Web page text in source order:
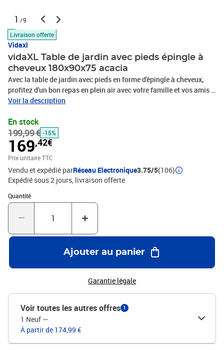
1 /9
Livraison offerte
Vidaxl
vidaXL Table de jardin avec pieds épingle à
cheveux 180x90x75 acacia
Avec la table de jardin avec pieds en forme d'épingle à cheveux,
profitez d'un bon repas en plein air avec votre famille et vos amis !
Bois d'acacia massif : le bois d'acacia massif est un matériau
dense, robuste et durable.Pieds en métal : les pieds en métal
thermolaqué de la table d'extérieur assurent robustesse et
stabilité. Ils donnent également à la table de patio un aspect
industriel.Dessus stable : le dessus stable du salon de jardin est
idéal pour vos plats, boissons et collations. Remarque :Pour que
vos meubles d'extérieur restent beaux, nous vous recommandons
de les protéger avec une housse imperméable.Matériau : bois
d'acacia massif avec une finition à l’huile, métal enduit de
poudreDimensions : 180 x 90 x 75 cm (L x l x H)L'assemblage est
requis
Voir la description
En stock
199,99 € -15%
169,42€
Prix unitaire TTC
Vendu et expédié parRéseau Electronique3.75/5(106)
Expédié sous 2 jours livraison offerte
Quantité
Quantité : 1
Ajouter au panier
Garantie légale
Voir toutes les autres offres 1
1 Neuf —
À partir de 174,99 €